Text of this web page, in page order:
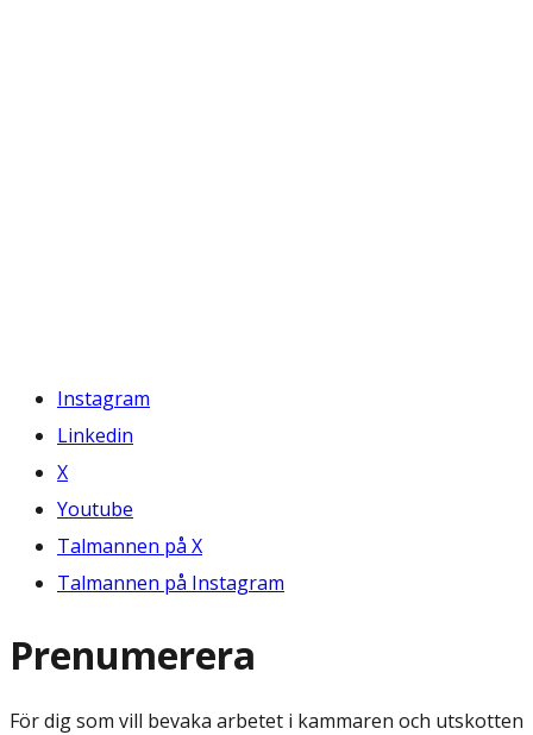
Instagram
Linkedin
X
Youtube
Talmannen på X
Talmannen på Instagram
Prenumerera
För dig som vill bevaka arbetet i kammaren och utskotten